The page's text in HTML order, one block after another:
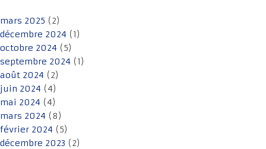
mars 2025 (2)
décembre 2024 (1)
octobre 2024 (5)
septembre 2024 (1)
août 2024 (2)
juin 2024 (4)
mai 2024 (4)
mars 2024 (8)
février 2024 (5)
décembre 2023 (2)